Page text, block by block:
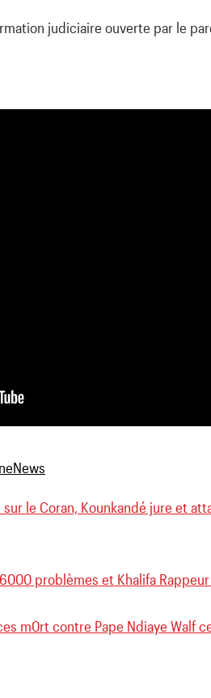
judiciaire ouverte par le
sur le Coran, Kounkandé jure et
problèmes et Khalifa
m0rt contre Pape Ndiaye Walf